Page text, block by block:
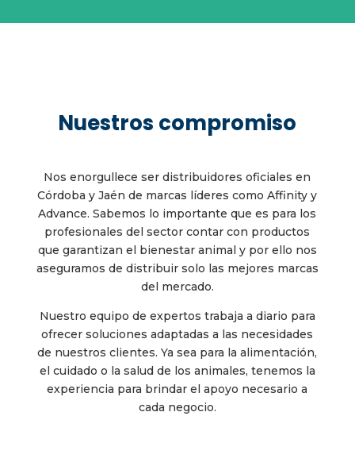
Nuestros compromiso
Nos enorgullece ser distribuidores oficiales en
Córdoba y Jaén de marcas líderes como Affinity y
Advance. Sabemos lo importante que es para los
profesionales del sector contar con productos
que garantizan el bienestar animal y por ello nos
aseguramos de distribuir solo las mejores marcas
del mercado.
Nuestro equipo de expertos trabaja a diario para
ofrecer soluciones adaptadas a las necesidades
de nuestros clientes. Ya sea para la alimentación,
el cuidado o la salud de los animales, tenemos la
experiencia para brindar el apoyo necesario a
cada negocio.